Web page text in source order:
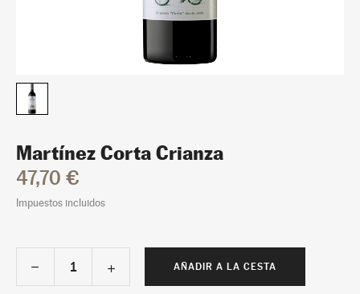
Martínez Corta Crianza
47,70 €
Impuestos incluidos
AÑADIR A LA CESTA